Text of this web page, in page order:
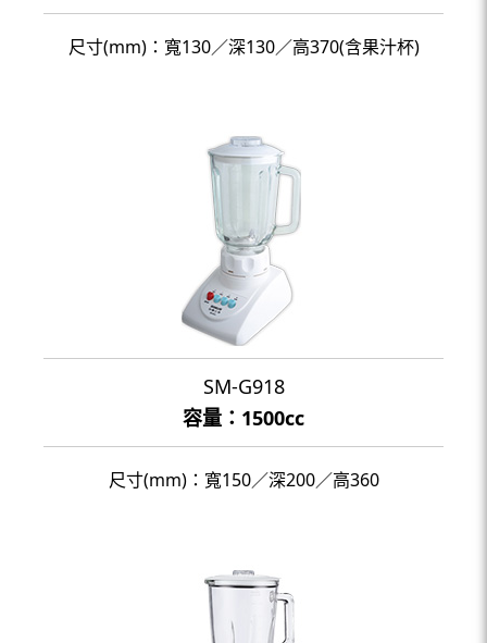
尺寸(mm)：寬130／深130／高370(含果汁杯)
SM-G918
容量：1500cc
尺寸(mm)：寬150／深200／高360